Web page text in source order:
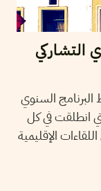
التشاركي
البرنامج السنوي
التشاركي لسنة 2017 والتي انطلقت في كل
الإقليمية